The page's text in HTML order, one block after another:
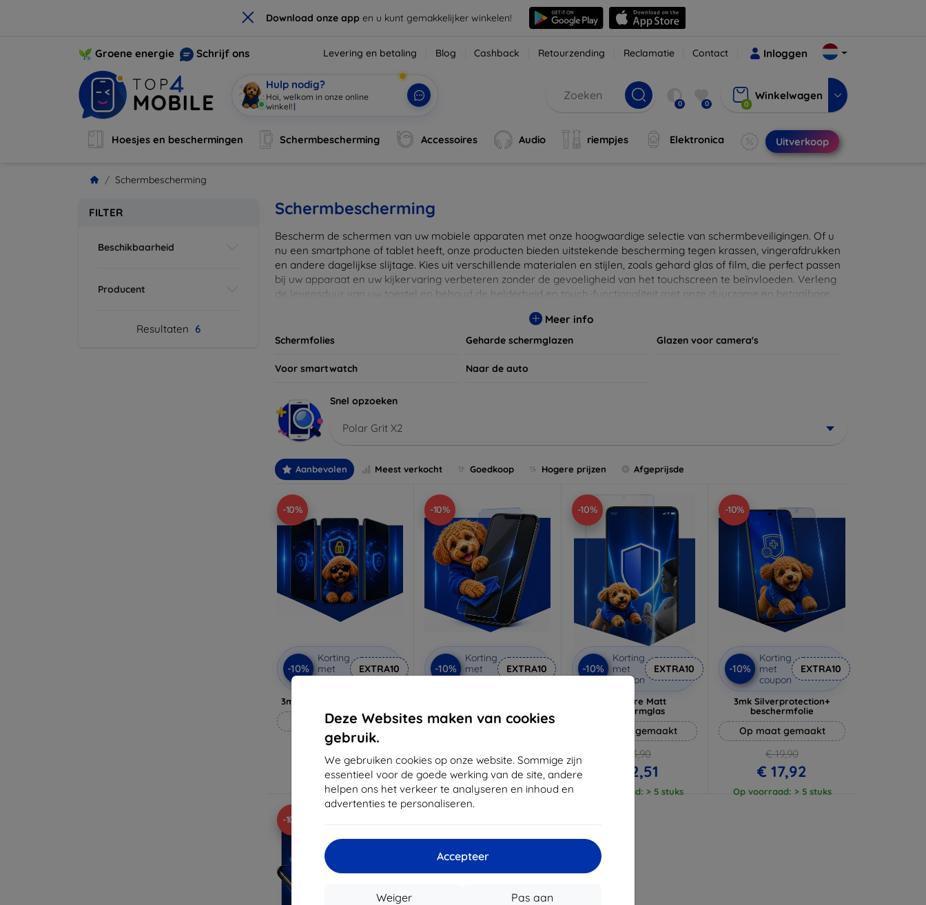
× Download onze app en u kunt gemakkelijker winkelen!
Deze Websites maken van cookies
gebruik.
We gebruiken cookies op onze website. Sommige zijn
essentieel voor de goede werking van de site, andere
helpen ons het verkeer te analyseren en inhoud en
advertenties te personaliseren.
Accepteer
Pas aan
Weiger
Groene energie Schrijf ons Levering en betaling Blog Cashback Retourzending Reclamatie Contact Inloggen
Hulp nodig?
Hoi, welkom in onze online
winkel!| 0 0 0
Winkelwagen
Hoesjes en beschermingen Schermbescherming Accessoires Audio riempjes Elektronica Uitverkoop
Schermbescherming
FILTER
Beschikbaarheid
Producent
Resultaten 6
Schermbescherming
Bescherm de schermen van uw mobiele apparaten met onze hoogwaardige selectie van schermbeveiligingen. Of u
nu een smartphone of tablet heeft, onze producten bieden uitstekende bescherming tegen krassen, vingerafdrukken
en andere dagelijkse slijtage. Kies uit verschillende materialen en stijlen, zoals gehard glas of film, die perfect passen
bij uw apparaat en uw kijkervaring verbeteren zonder de gevoeligheid van het touchscreen te beïnvloeden. Verleng
de levensduur van uw toestel en behoud de helderheid en touch-functionaliteit met onze duurzame en betaalbare
Meer info
Schermfolies Geharde schermglazen Glazen voor camera's
Voor smartwatch Naar de auto
Snel opzoeken
Polar Grit X2
Aanbevolen Meest verkocht Goedkoop Hogere prijzen Afgeprijsde
-10%
-10%
Korting
met
coupon
EXTRA10
3mk Privacy beschermglas
Op maat gemaakt
€ 21,90
€ 19,71
Op voorraad: 3 stuks
-10%
-10%
Korting
met
coupon
EXTRA10
€ 17,90
€ 16,11
Op voorraad: > 5 stuks
-10%
-10%
Korting
met
coupon
EXTRA10
3mk Pure Matt
beschermglas
Op maat gemaakt
€ 13,90
€ 12,51
Op voorraad: > 5 stuks
-10%
-10%
Korting
met
coupon
EXTRA10
3mk Silverprotection+
beschermfolie
Op maat gemaakt
€ 19,90
€ 17,92
Op voorraad: > 5 stuks
-10%